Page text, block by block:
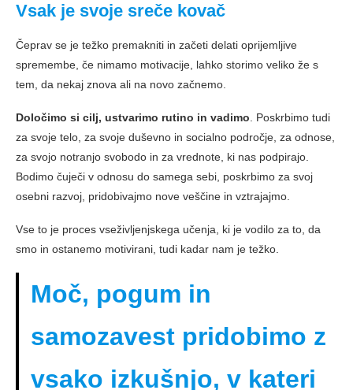
Vsak je svoje sreče kovač
Čeprav se je težko premakniti in začeti delati oprijemljive
spremembe, če nimamo motivacije, lahko storimo veliko že s
tem, da nekaj znova ali na novo začnemo.
Določimo si cilj, ustvarimo rutino in vadimo . Poskrbimo tudi
za svoje telo, za svoje duševno in socialno področje, za odnose,
za svojo notranjo svobodo in za vrednote, ki nas podpirajo.
Bodimo čuječi v odnosu do samega sebi, poskrbimo za svoj
osebni razvoj, pridobivajmo nove veščine in vztrajajmo.
Vse to je proces vseživljenjskega učenja, ki je vodilo za to, da
smo in ostanemo motivirani, tudi kadar nam je težko.
Moč, pogum in
samozavest pridobimo z
vsako izkušnjo, v kateri